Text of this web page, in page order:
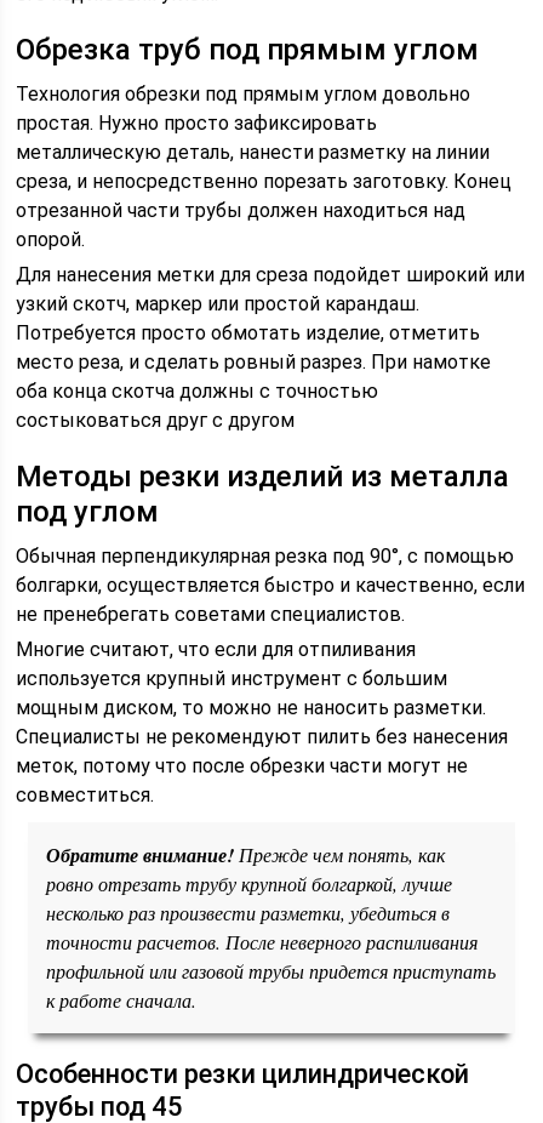
Обрезка труб под прямым углом
Технология обрезки под прямым углом довольно
простая. Нужно просто зафиксировать
металлическую деталь, нанести разметку на линии
среза, и непосредственно порезать заготовку. Конец
отрезанной части трубы должен находиться над
опорой.
Для нанесения метки для среза подойдет широкий или
узкий скотч, маркер или простой карандаш.
Потребуется просто обмотать изделие, отметить
место реза, и сделать ровный разрез. При намотке
оба конца скотча должны с точностью
состыковаться друг с другом
Методы резки изделий из металла
под углом
Обычная перпендикулярная резка под 90°, с помощью
болгарки, осуществляется быстро и качественно, если
не пренебрегать советами специалистов.
Многие считают, что если для отпиливания
используется крупный инструмент с большим
мощным диском, то можно не наносить разметки.
Специалисты не рекомендуют пилить без нанесения
меток, потому что после обрезки части могут не
совместиться.
Обратите внимание! Прежде чем понять, как
ровно отрезать трубу крупной болгаркой, лучше
несколько раз произвести разметки, убедиться в
точности расчетов. После неверного распиливания
профильной или газовой трубы придется приступать
к работе сначала.
Особенности резки цилиндрической
трубы под 45